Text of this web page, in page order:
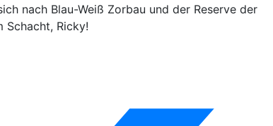
nach Blau-Weiß Zorbau und der Reserve der
Schacht, Ricky!